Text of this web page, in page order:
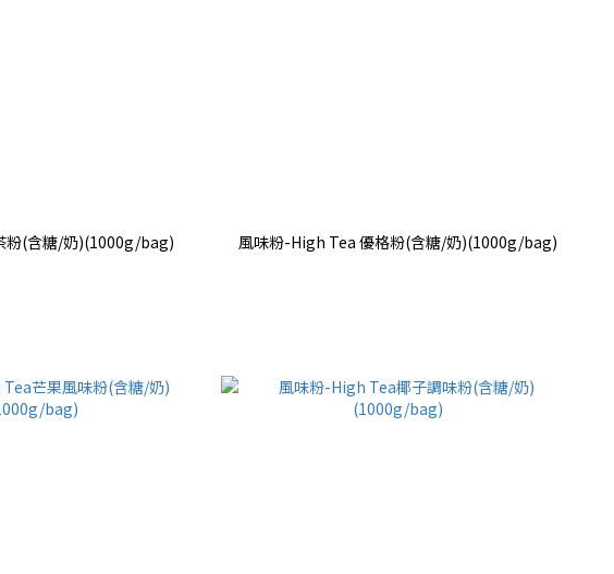
粉(含糖/奶)(1000g/bag) 風味粉-High Tea 優格粉(含糖/奶)(1000g/bag)